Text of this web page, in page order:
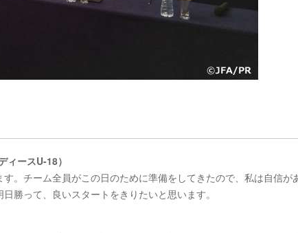
ースU-18）
。チーム全員がこの日のために準備をしてきたので、私は自信が
勝って、良いスタートをきりたいと思います。